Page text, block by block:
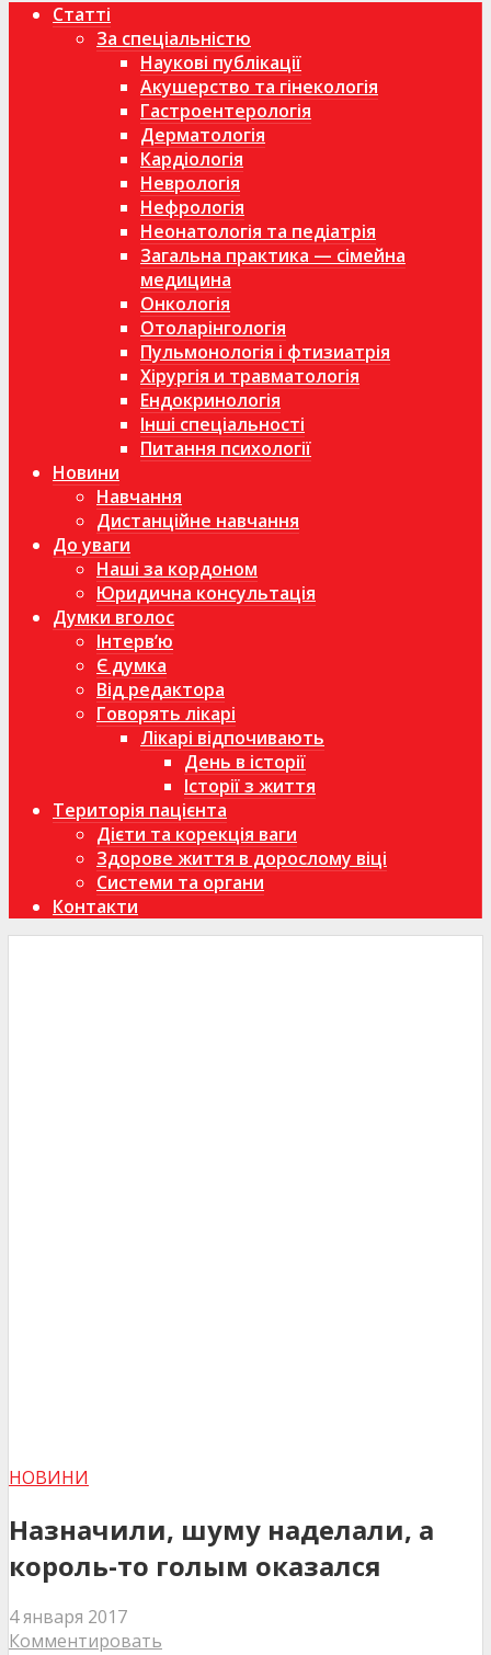
Статті
За спеціальністю
Наукові публікації
Акушерство та гінекологія
Гастроентерологія
Дерматологія
Кардіологія
Неврологія
Нефрологія
Неонатологія та педіатрія
Загальна практика — сімейна
медицина
Онкологія
Отоларінгологія
Пульмонологія і фтизиатрія
Хірургія и травматологія
Ендокринологія
Інші спеціальності
Питання психології
Новини
Навчання
Дистанційне навчання
До уваги
Наші за кордоном
Юридична консультація
Думки вголос
Інтерв’ю
Є думка
Від редактора
Говорять лікарі
Лікарі відпочивають
День в історії
Історії з життя
Територія пацієнта
Дієти та корекція ваги
Здорове життя в дорослому віці
Системи та органи
Контакти
НОВИНИ
Назначили, шуму наделали, а
король-то голым оказался
4 января 2017
Комментировать